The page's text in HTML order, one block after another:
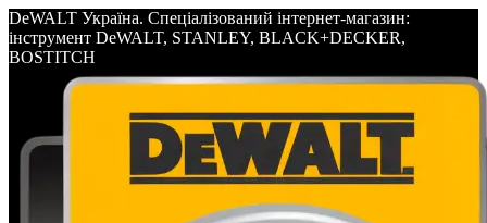
DeWALT Україна. Спеціалізований інтернет-магазин:
інструмент DeWALT, STANLEY, BLACK+DECKER,
BOSTITCH